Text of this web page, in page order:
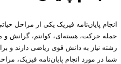
انجام پایان‌نامه فیزیک یکی از مراحل
جمله حرکت، هسته‌ای، کوانتم، گرانش و
رشته نیاز به دانش قوی ریاضی دارند و
شما در مورد انجام پایان‌نامه فیزیک،